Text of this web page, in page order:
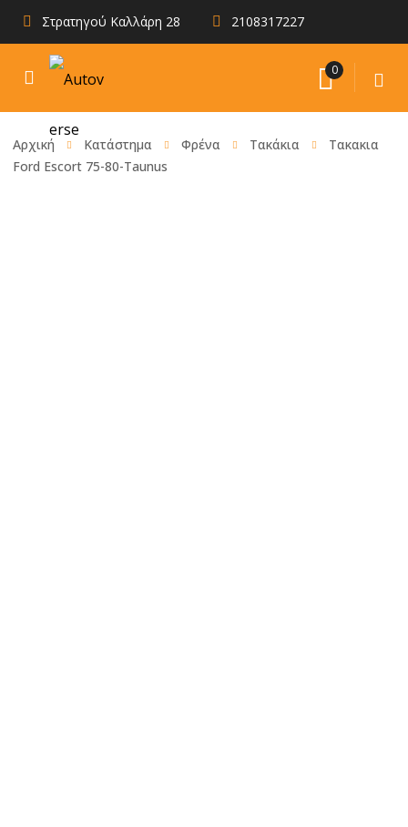
Στρατηγού Καλλάρη 28 2108317227
0
Αρχική Κατάστημα Φρένα Τακάκια
Τακακια
Ford Escort 75-80-Taunus